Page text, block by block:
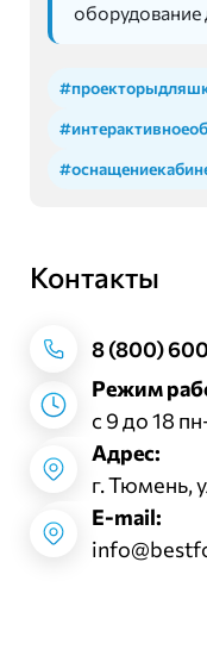
Контакты
8 (800) 600
Режим
с 9 до 18
Адрес:
г. Тюмень,
E-mail: